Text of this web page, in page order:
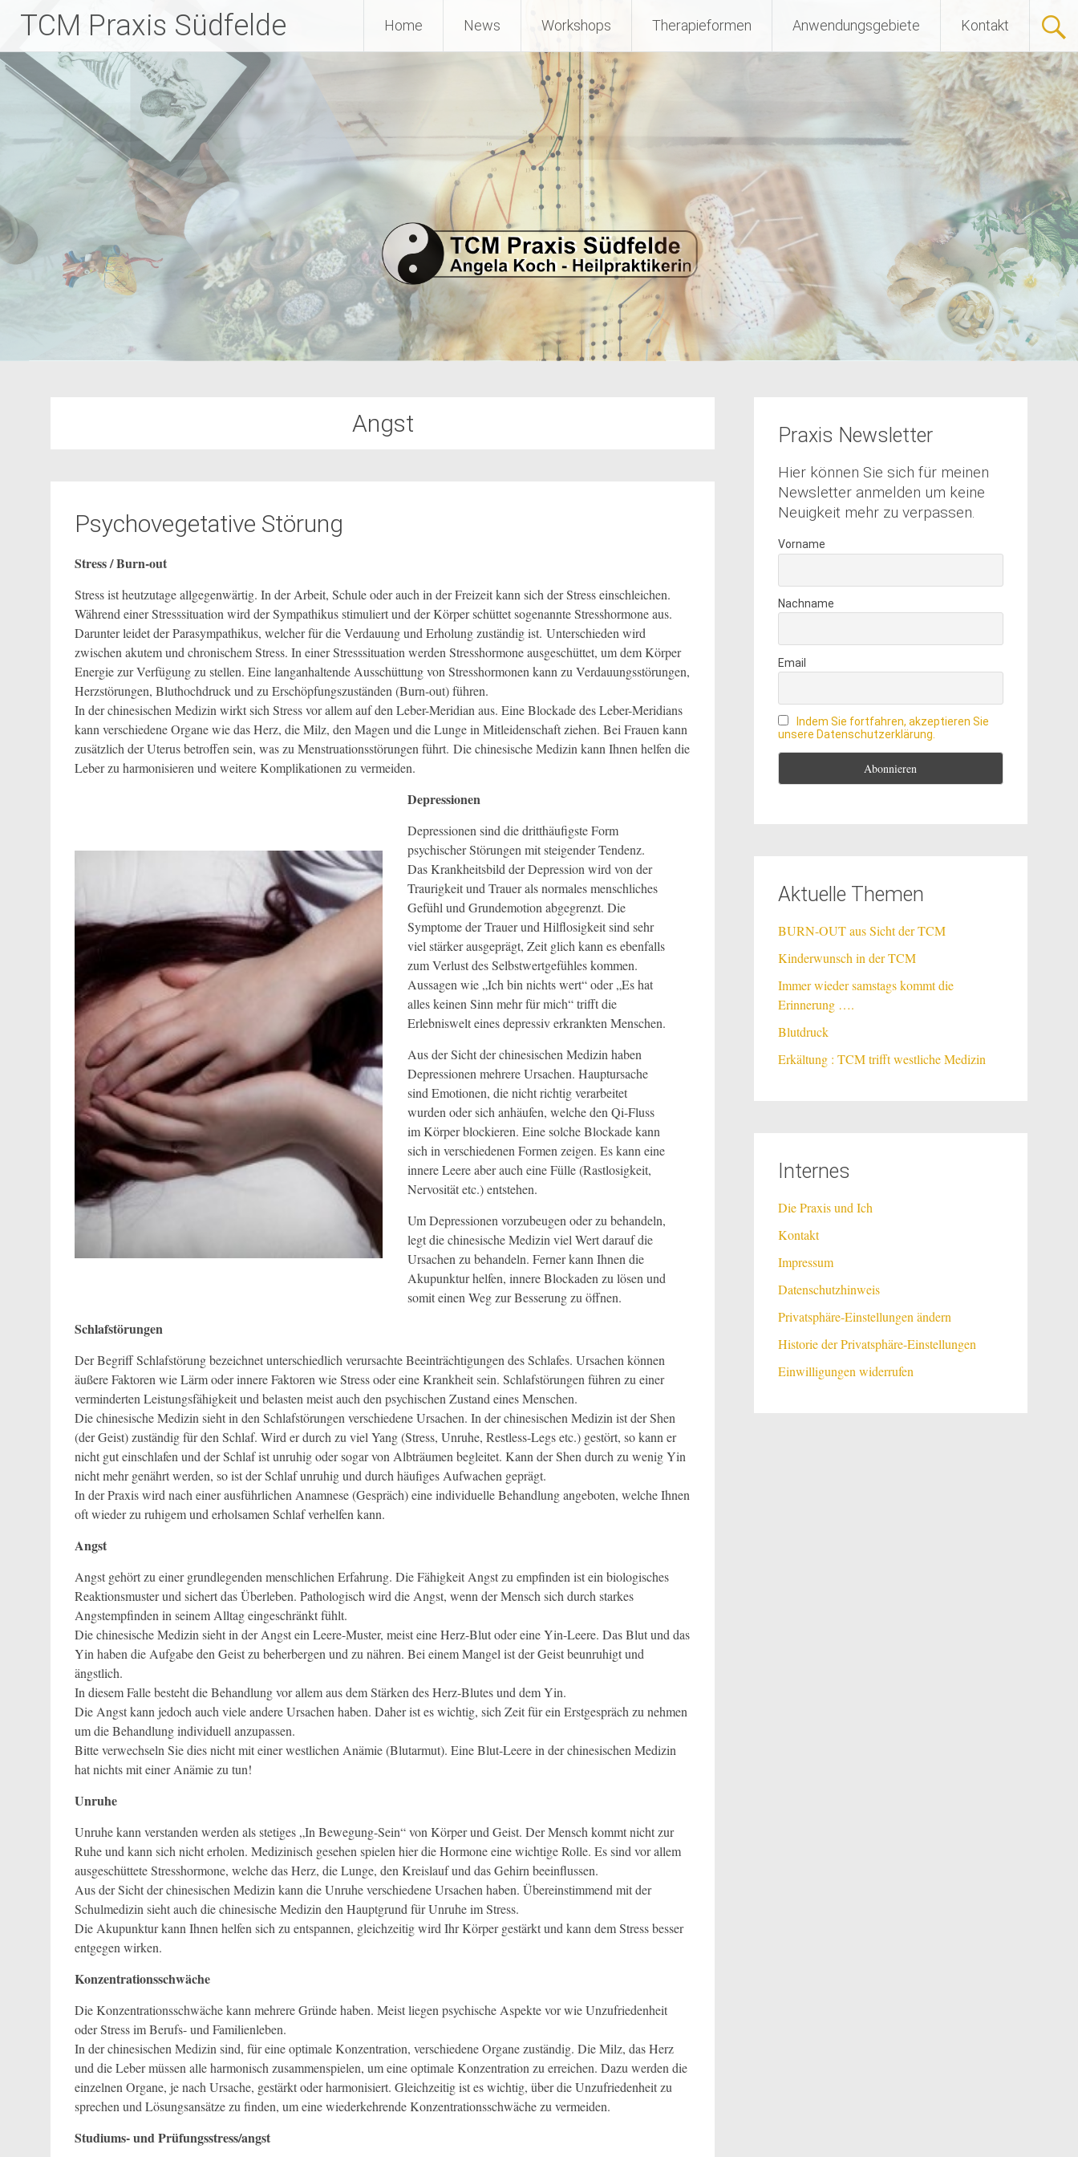
TCM Praxis Südfelde Home News Workshops Therapieformen Anwendungsgebiete Kontakt
Angst
Psychovegetative Störung
Stress / Burn-out
Stress ist heutzutage allgegenwärtig. In der Arbeit, Schule oder auch in der Freizeit kann sich der Stress einschleichen.
Während einer Stresssituation wird der Sympathikus stimuliert und der Körper schüttet sogenannte Stresshormone aus.
Darunter leidet der Parasympathikus, welcher für die Verdauung und Erholung zuständig ist. Unterschieden wird
zwischen akutem und chronischem Stress. In einer Stresssituation werden Stresshormone ausgeschüttet, um dem Körper
Energie zur Verfügung zu stellen. Eine langanhaltende Ausschüttung von Stresshormonen kann zu Verdauungsstörungen,
Herzstörungen, Bluthochdruck und zu Erschöpfungszuständen (Burn-out) führen.
In der chinesischen Medizin wirkt sich Stress vor allem auf den Leber-Meridian aus. Eine Blockade des Leber-Meridians
kann verschiedene Organe wie das Herz, die Milz, den Magen und die Lunge in Mitleidenschaft ziehen. Bei Frauen kann
zusätzlich der Uterus betroffen sein, was zu Menstruationsstörungen führt. Die chinesische Medizin kann Ihnen helfen die
Leber zu harmonisieren und weitere Komplikationen zu vermeiden.
Depressionen
Depressionen sind die dritthäufigste Form
psychischer Störungen mit steigender Tendenz.
Das Krankheitsbild der Depression wird von der
Traurigkeit und Trauer als normales menschliches
Gefühl und Grundemotion abgegrenzt. Die
Symptome der Trauer und Hilflosigkeit sind sehr
viel stärker ausgeprägt, Zeit glich kann es ebenfalls
zum Verlust des Selbstwertgefühles kommen.
Aussagen wie „Ich bin nichts wert“ oder „Es hat
alles keinen Sinn mehr für mich“ trifft die
Erlebniswelt eines depressiv erkrankten Menschen.
Aus der Sicht der chinesischen Medizin haben
Depressionen mehrere Ursachen. Hauptursache
sind Emotionen, die nicht richtig verarbeitet
wurden oder sich anhäufen, welche den Qi-Fluss
im Körper blockieren. Eine solche Blockade kann
sich in verschiedenen Formen zeigen. Es kann eine
innere Leere aber auch eine Fülle (Rastlosigkeit,
Nervosität etc.) entstehen.
Um Depressionen vorzubeugen oder zu behandeln,
legt die chinesische Medizin viel Wert darauf die
Ursachen zu behandeln. Ferner kann Ihnen die
Akupunktur helfen, innere Blockaden zu lösen und
somit einen Weg zur Besserung zu öffnen.
Schlafstörungen
Der Begriff Schlafstörung bezeichnet unterschiedlich verursachte Beeinträchtigungen des Schlafes. Ursachen können
äußere Faktoren wie Lärm oder innere Faktoren wie Stress oder eine Krankheit sein. Schlafstörungen führen zu einer
verminderten Leistungsfähigkeit und belasten meist auch den psychischen Zustand eines Menschen.
Die chinesische Medizin sieht in den Schlafstörungen verschiedene Ursachen. In der chinesischen Medizin ist der Shen
(der Geist) zuständig für den Schlaf. Wird er durch zu viel Yang (Stress, Unruhe, Restless-Legs etc.) gestört, so kann er
nicht gut einschlafen und der Schlaf ist unruhig oder sogar von Albträumen begleitet. Kann der Shen durch zu wenig Yin
nicht mehr genährt werden, so ist der Schlaf unruhig und durch häufiges Aufwachen geprägt.
In der Praxis wird nach einer ausführlichen Anamnese (Gespräch) eine individuelle Behandlung angeboten, welche Ihnen
oft wieder zu ruhigem und erholsamen Schlaf verhelfen kann.
Angst
Angst gehört zu einer grundlegenden menschlichen Erfahrung. Die Fähigkeit Angst zu empfinden ist ein biologisches
Reaktionsmuster und sichert das Überleben. Pathologisch wird die Angst, wenn der Mensch sich durch starkes
Angstempfinden in seinem Alltag eingeschränkt fühlt.
Die chinesische Medizin sieht in der Angst ein Leere-Muster, meist eine Herz-Blut oder eine Yin-Leere. Das Blut und das
Yin haben die Aufgabe den Geist zu beherbergen und zu nähren. Bei einem Mangel ist der Geist beunruhigt und
ängstlich.
In diesem Falle besteht die Behandlung vor allem aus dem Stärken des Herz-Blutes und dem Yin.
Die Angst kann jedoch auch viele andere Ursachen haben. Daher ist es wichtig, sich Zeit für ein Erstgespräch zu nehmen
um die Behandlung individuell anzupassen.
Bitte verwechseln Sie dies nicht mit einer westlichen Anämie (Blutarmut). Eine Blut-Leere in der chinesischen Medizin
hat nichts mit einer Anämie zu tun!
Unruhe
Unruhe kann verstanden werden als stetiges „In Bewegung-Sein“ von Körper und Geist. Der Mensch kommt nicht zur
Ruhe und kann sich nicht erholen. Medizinisch gesehen spielen hier die Hormone eine wichtige Rolle. Es sind vor allem
ausgeschüttete Stresshormone, welche das Herz, die Lunge, den Kreislauf und das Gehirn beeinflussen.
Aus der Sicht der chinesischen Medizin kann die Unruhe verschiedene Ursachen haben. Übereinstimmend mit der
Schulmedizin sieht auch die chinesische Medizin den Hauptgrund für Unruhe im Stress.
Die Akupunktur kann Ihnen helfen sich zu entspannen, gleichzeitig wird Ihr Körper gestärkt und kann dem Stress besser
entgegen wirken.
Konzentrationsschwäche
Die Konzentrationsschwäche kann mehrere Gründe haben. Meist liegen psychische Aspekte vor wie Unzufriedenheit
oder Stress im Berufs- und Familienleben.
In der chinesischen Medizin sind, für eine optimale Konzentration, verschiedene Organe zuständig. Die Milz, das Herz
und die Leber müssen alle harmonisch zusammenspielen, um eine optimale Konzentration zu erreichen. Dazu werden die
einzelnen Organe, je nach Ursache, gestärkt oder harmonisiert. Gleichzeitig ist es wichtig, über die Unzufriedenheit zu
sprechen und Lösungsansätze zu finden, um eine wiederkehrende Konzentrationsschwäche zu vermeiden.
Studiums- und Prüfungsstress/angst
Praxis Newsletter
Hier können Sie sich für meinen
Newsletter anmelden um keine
Neuigkeit mehr zu verpassen.
Vorname
Nachname
Email
Indem Sie fortfahren, akzeptieren Sie
unsere Datenschutzerklärung.
Aktuelle Themen
BURN-OUT aus Sicht der TCM
Kinderwunsch in der TCM
Immer wieder samstags kommt die
Erinnerung ….
Blutdruck
Erkältung : TCM trifft westliche Medizin
Internes
Die Praxis und Ich
Kontakt
Impressum
Datenschutzhinweis
Privatsphäre-Einstellungen ändern
Historie der Privatsphäre-Einstellungen
Einwilligungen widerrufen